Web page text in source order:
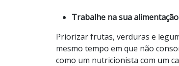
Trabalhe na sua alimentação
Priorizar frutas, verduras e
mesmo tempo em que não
como um nutricionista com um